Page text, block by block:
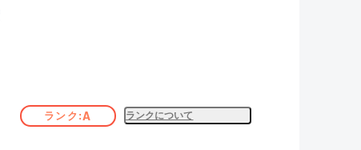
ランク A ランクについて